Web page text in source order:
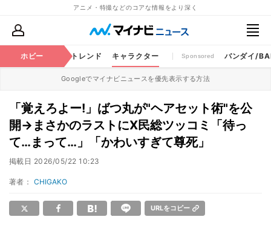
アニメ・特撮などのコアな情報をより深く
ホビー
特撮 トレンド キャラクター Sponsored バンダイ/
Googleでマイナビニュースを優先表示する方法
「覚えろよー!」ばつ丸が"ヘアセット術"を公
開→まさかのラストにX民総ツッコミ「待っ
て…まって…」「かわいすぎて尊死」
掲載日 2026/05/22 10:23
著者： CHIGAKO
URLをコピー